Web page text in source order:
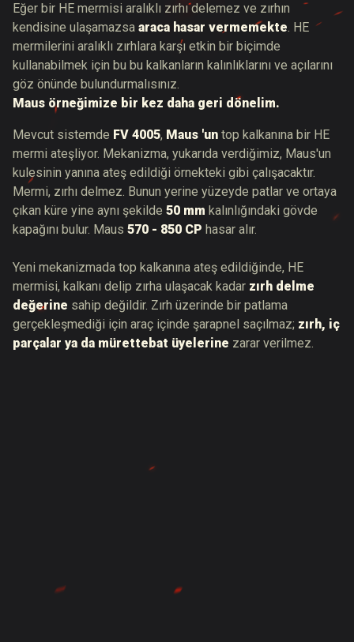
Eğer bir HE mermisi aralıklı zırhı delemez ve zırhın
kendisine ulaşamazsa araca hasar vermemekte. HE
mermilerini aralıklı zırhlara karşı etkin bir biçimde
kullanabilmek için bu bu kalkanların kalınlıklarını ve açılarını
göz önünde bulundurmalısınız.
Maus örneğimize bir kez daha geri dönelim.
Mevcut sistemde FV 4005, Maus 'un top kalkanına bir HE
mermi ateşliyor. Mekanizma, yukarıda verdiğimiz, Maus'un
kulesinin yanına ateş edildiği örnekteki gibi çalışacaktır.
Mermi, zırhı delmez. Bunun yerine yüzeyde patlar ve ortaya
çıkan küre yine aynı şekilde 50 mm kalınlığındaki gövde
kapağını bulur. Maus 570 - 850 CP hasar alır.
Yeni mekanizmada top kalkanına ateş edildiğinde, HE
mermisi, kalkanı delip zırha ulaşacak kadar zırh delme
değerine sahip değildir. Zırh üzerinde bir patlama
gerçekleşmediği için araç içinde şarapnel saçılmaz; zırh, iç
parçalar ya da mürettebat üyelerine zarar verilmez.